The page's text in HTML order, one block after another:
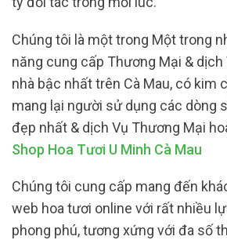
Chúng tôi là một trong Một trong
năng cung cấp Thương Mại & dịch
nhà bậc nhất trên Cà Mau, có kim
mang lại người sử dụng các dòng
đẹp nhất & dịch Vụ Thương Mại
Shop Hoa Tươi U Minh Cà Mau
Chúng tôi cung cấp mang đến
web hoa tươi online với rất nhiều
phong phú, tương xứng với đa số